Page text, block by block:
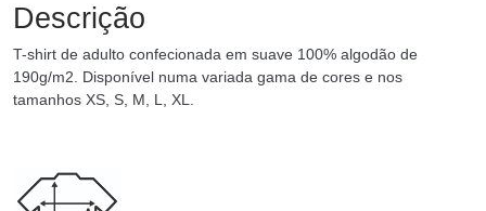
Descrição
T-shirt de adulto confecionada em suave 100% algodão de
190g/m2. Disponível numa variada gama de cores e nos
tamanhos XS, S, M, L, XL.